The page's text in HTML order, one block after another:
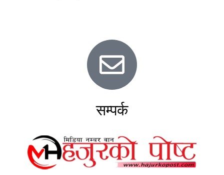
सम्पर्क